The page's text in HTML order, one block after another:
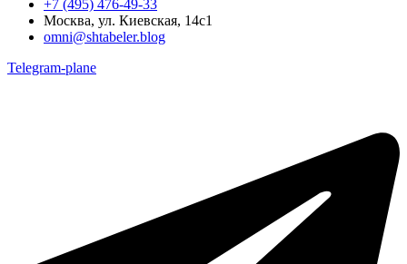
+7 (495) 476-49-33
Москва, ул. Киевская, 14с1
omni@shtabeler.blog
Telegram-plane